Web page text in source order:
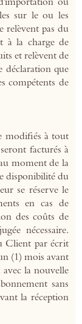
sur le ou les
relèvent pas du
à la charge de
et relèvent de
déclaration que
compétents de
modifiés à tout
facturés à
moment de la
disponibilité du
se réserve le
en cas de
des coûts de
nécessaire.
Client par écrit
(1) mois avant
avec la nouvelle
sans
la réception